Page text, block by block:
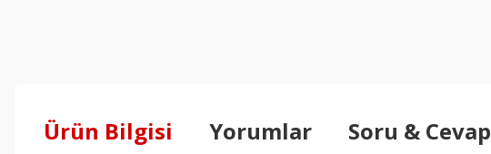
Ürün Bilgisi Yorumlar Soru & Cevap